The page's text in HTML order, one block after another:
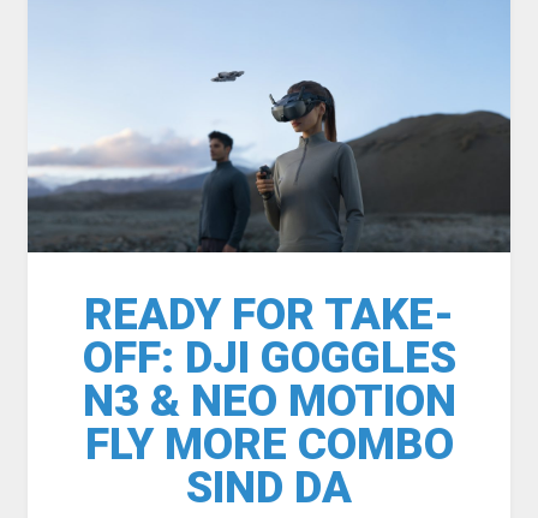
READY FOR TAKE-
OFF: DJI GOGGLES
N3 & NEO MOTION
FLY MORE COMBO
SIND DA